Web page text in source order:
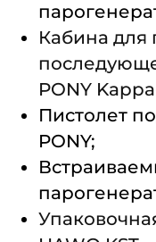
Кабина для
PONY
Пистолет
PONY;